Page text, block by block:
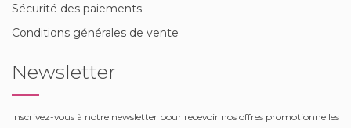
Sécurité des paiements
Conditions générales de vente
Newsletter
Inscrivez-vous à notre newsletter pour recevoir nos offres promotionnelles